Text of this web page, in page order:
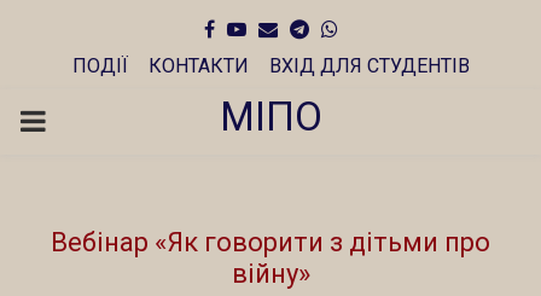
Facebook
Youtube
EmailTelegram
Whatsapp
ПОДІЇ
КОНТАКТИ ВХІД ДЛЯ СТУДЕНТІВ
PRIMARY
МІПО
Вебінар «Як говорити з дітьми про
війну»